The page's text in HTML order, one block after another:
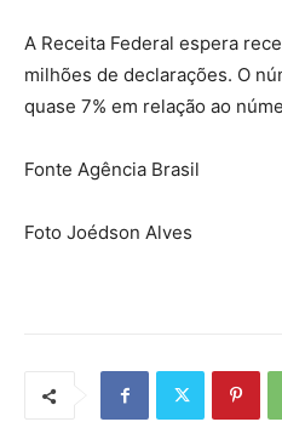
A Receita Federal espera
milhões de declarações. O
quase 7% em relação ao
Fonte Agência Brasil
Foto Joédson Alves